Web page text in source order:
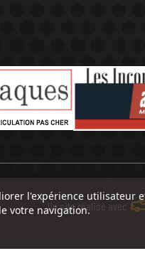
l'expérience utilisateur
votre navigation.
Un site réalisé avec